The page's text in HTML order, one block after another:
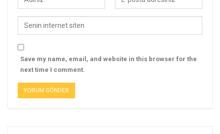
Save my name, email, and website in this browser for the
next time I comment.